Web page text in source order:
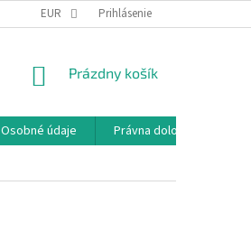
EUR Prihlásenie
NÁKUPNÝ
Prázdny košík
Osobné údaje
Právna doložka